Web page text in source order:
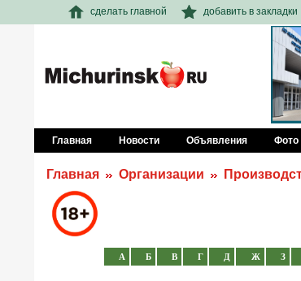
сделать главной добавить в закладки
Главная Новости Объявления Фото
Главная Организации
А Б В Г Д Ж З